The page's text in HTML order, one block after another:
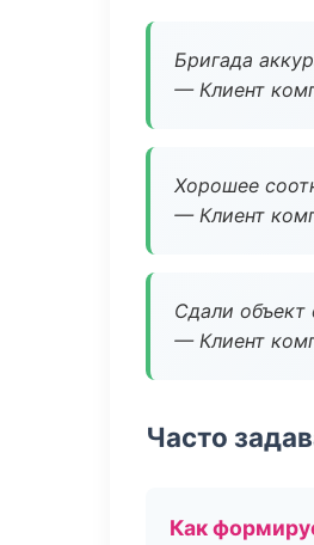
Бригада
— Клиент
Хорошее
— Клиент
Сдали объект
— Клиент
Часто
Как